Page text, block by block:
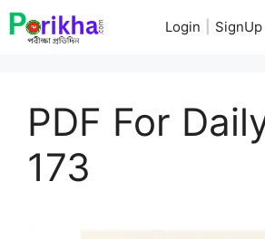
Skip
to
Login SignUp
PDF For
173